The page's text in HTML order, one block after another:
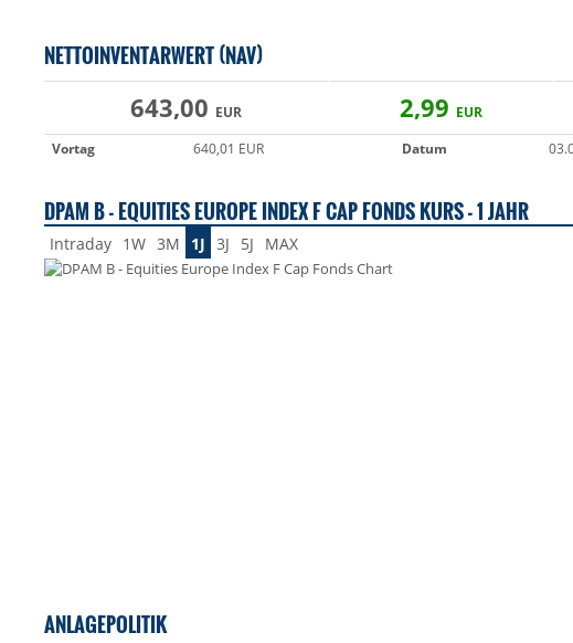
NETTOINVENTARWERT (NAV)
643,00 EUR 2,99 EUR
Vortag
640,01 EUR Datum
DPAM B - EQUITIES EUROPE INDEX F CAP FONDS KURS - 1 JAHR
Intraday 1W 3M 1J 3J 5J MAX
ANLAGEPOLITIK